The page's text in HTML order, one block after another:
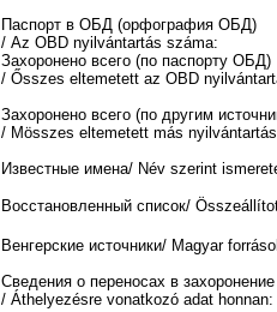
Паспорт в ОБД (орфография ОБД)
/ Az OBD nyilvántartás száma:
Захоронено всего (по паспорту ОБД)
/ Ősszes eltemetett az OBD
Захоронено всего (по другим
/ Мösszes eltemetett más
Известные имена/ Név szerint
Восстановленный список/
Венгерские источники/ Magyar
Сведения о переносах в захоронение
/ Áthelyezésre vonatkozó adat honnan: